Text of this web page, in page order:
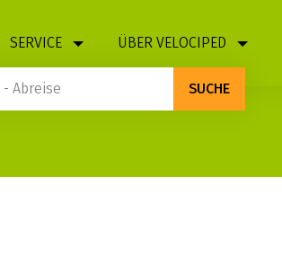
SERVICE ÜBER VELOCIPED
- Abreise SUCHE